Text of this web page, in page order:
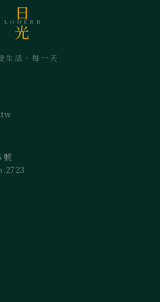
日
LOHERB
光
生活，每一天
號